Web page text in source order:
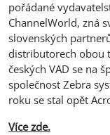
pořádané
ChannelWorld, zná
slovenských
distributorech obou
českých VAD se na
společnost Zebra
roku se stal opět
Více zde.